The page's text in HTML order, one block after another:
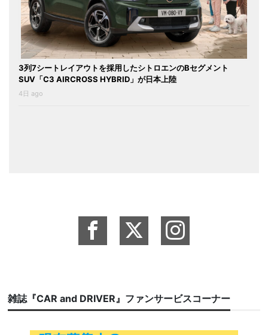
3列7シートレイアウトを採用したシトロエンのBセグメント
SUV「C3 AIRCROSS HYBRID」が日本上陸
4日 ago
雑誌『CAR and DRIVER』ファンサービスコーナー